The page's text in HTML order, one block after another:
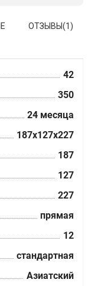
ОТЗЫВЫ(1)
42
350
24 месяца
187x127x227
187
127
227
прямая
12
стандартная
Азиатский